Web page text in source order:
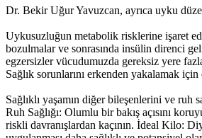
Dr. Bekir Uğur Yavuzcan, ayrıca uyku
Uykusuzluğun metabolik risklerine işaret
bozulmalar ve sonrasında insülin direnci
egzersizler vücudumuzda gereksiz yere
Sağlık sorunlarını erkenden yakalamak
Sağlıklı yaşamın diğer bileşenlerini ve ruh
Ruh Sağlığı: Olumlu bir bakış açısını
riskli davranışlardan kaçının. İdeal Kilo: